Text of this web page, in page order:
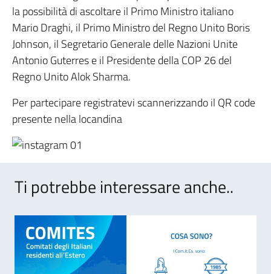
la possibilità di ascoltare il Primo Ministro italiano
Mario Draghi, il Primo Ministro del Regno Unito Boris
Johnson, il Segretario Generale delle Nazioni Unite
Antonio Guterres e il Presidente della COP 26 del
Regno Unito Alok Sharma.
Per partecipare registratevi scannerizzando il QR code
presente nella locandina
Ti potrebbe interessare anche..